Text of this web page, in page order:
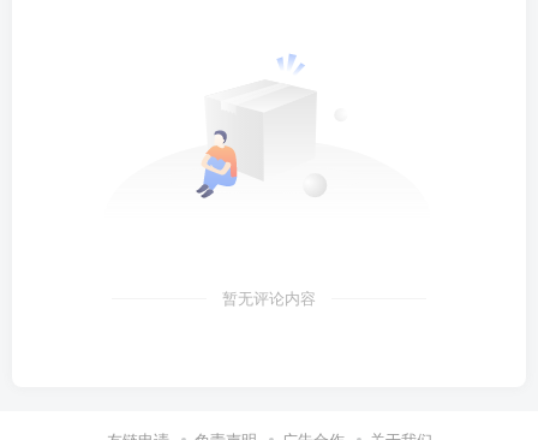
暂无评论内容